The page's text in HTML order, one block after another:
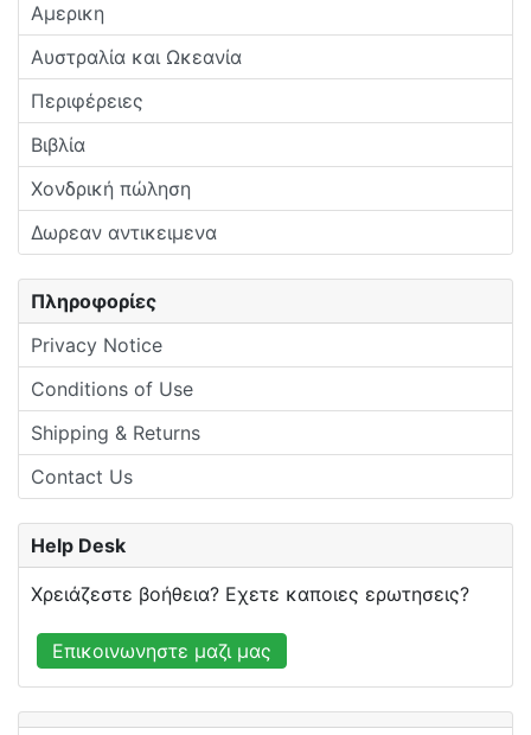
Αμερικη
Αυστραλία και Ωκεανία
Περιφέρειες
Βιβλία
Χονδρική πώληση
Δωρεαν αντικειμενα
Πληροφορίες
Privacy Notice
Conditions of Use
Shipping & Returns
Contact Us
Help Desk
Χρειάζεστε βοήθεια? Εχετε καποιες ερωτησεις?
Επικοινωνηστε μαζι μας